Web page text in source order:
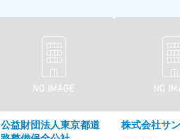
公益財団法人東京都道
株式会社サ